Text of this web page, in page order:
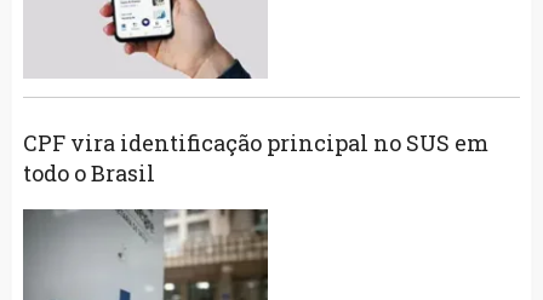
CPF vira identificação principal no SUS em
todo o Brasil